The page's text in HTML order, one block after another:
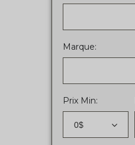
Marque:
Prix Min:
0$